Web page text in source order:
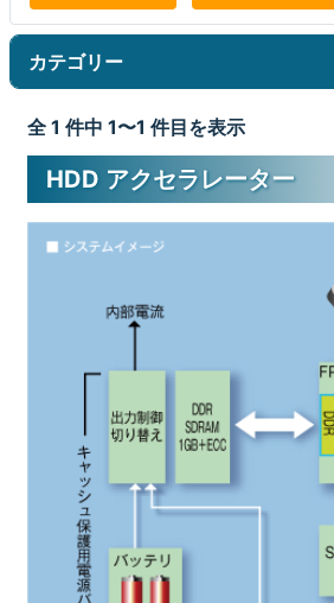
カテゴリー
全 1 件中 1〜1 件目を表示
HDD アクセラレーター